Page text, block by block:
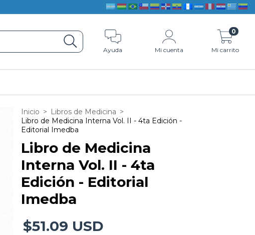
Ayuda Mi cuenta Mi carrito
0
Inicio > Libros de Medicina >
Libro de Medicina Interna Vol. II - 4ta Edición -
Editorial Imedba
Libro de Medicina
Interna Vol. II - 4ta
Edición - Editorial
Imedba
$51.09 USD